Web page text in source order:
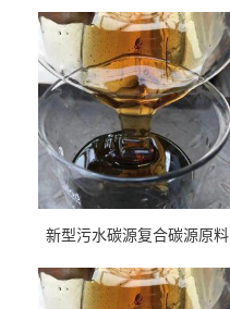
新型污水碳源复合碳源原料